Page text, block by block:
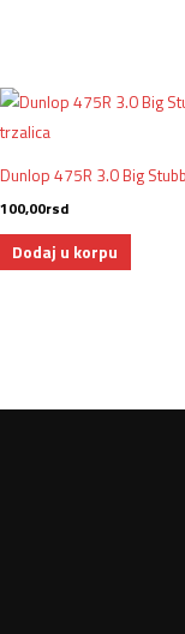
Dunlop 475R 3.0 Big
100,00rsd
Dodaj u korpu